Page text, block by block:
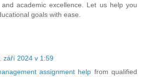
academic excellence. Let us help you
goals with ease.
září 2024 v 1:59
assignment help from qualified